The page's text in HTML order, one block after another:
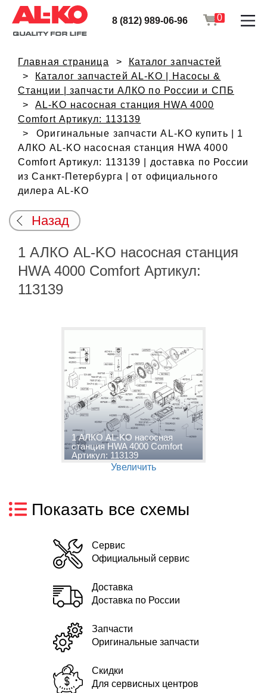
8 (812) 989-06-96 0
Главная страница
Каталог запчастей
Каталог запчастей AL-KO | Насосы &
Станции | запчасти АЛКО по России и СПБ
AL-KO насосная станция HWA 4000
Comfort Артикул: 113139
Оригинальные запчасти AL-KO купить | 1
АЛКО AL-KO насосная станция HWA 4000
Comfort Артикул: 113139 | доставка по России
из Санкт-Петербурга | от официального
дилера AL-KO
Назад
1 АЛКО AL-KO насосная станция
HWA 4000 Comfort Артикул:
113139
1 АЛКО AL-KO насосная
станция HWA 4000 Comfort
Артикул: 113139
Увеличить
Показать все схемы
Сервис
Официальный сервис
Доставка
Доставка по России
Запчасти
Оригинальные запчасти
Скидки
Для сервисных центров